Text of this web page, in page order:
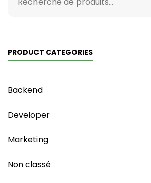
PRODUCT CATEGORIES
Backend
Developer
Marketing
Non classé